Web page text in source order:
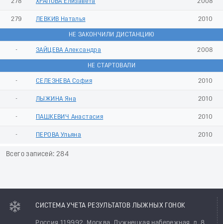
279 ЛЕВКИВ Наталья 2010
НЕ ЗАКОНЧИЛИ ДИСТАНЦИЮ
- ЗАЙЦЕВА Александра 2008
НЕ СТАРТОВАЛИ
- СЕЛЕЗНЕВА София 2010
- ЛЫЖИНА Яна 2010
- ПАШКЕВИЧ Анастасия 2010
- ПЕРОВА Ульяна 2010
Всего записей: 284
СИСТЕМА УЧЕТА РЕЗУЛЬТАТОВ ЛЫЖНЫХ ГОНОК